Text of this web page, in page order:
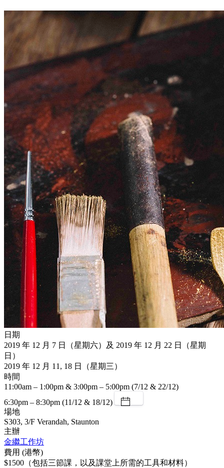
日期
2019 年 12 月 7 日（星期六）及 2019 年 12 月 22 日（星期
日）
2019 年 12 月 11, 18 日（星期三）
時間
11:00am – 1:00pm & 3:00pm – 5:00pm (7/12 & 22/12)
6:30pm – 8:30pm (11/12 & 18/12)
場地
S303, 3/F Verandah, Staunton
主辦
金繼工作坊
費用 (港幣)
$1500（包括三節課，以及課堂上所需的工具和材料）